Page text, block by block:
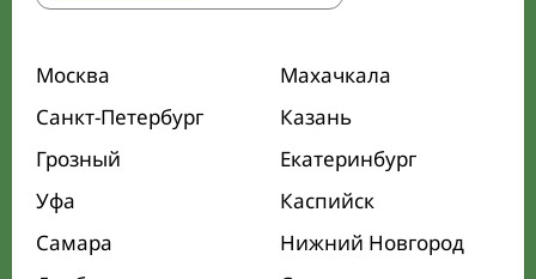
Москва
Махачкала
Санкт-Петербург
Казань
Грозный
Екатеринбург
Уфа
Каспийск
Самара
Нижний Новгород